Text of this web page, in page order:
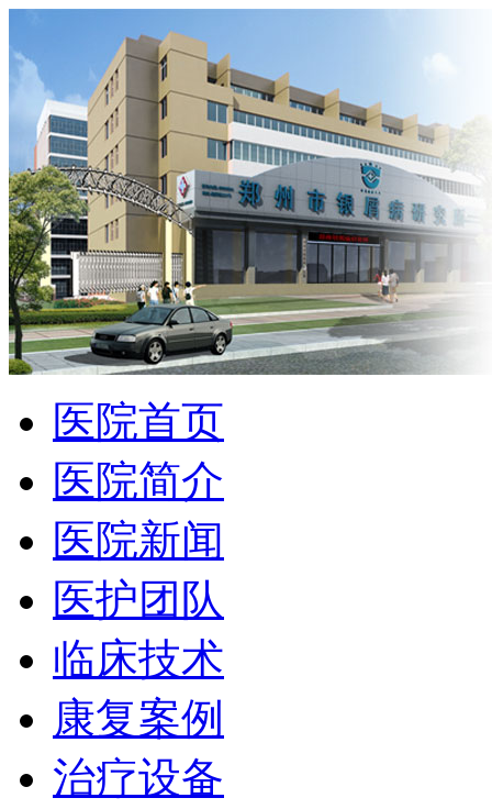
医院首页
医院简介
医院新闻
医护团队
临床技术
康复案例
治疗设备